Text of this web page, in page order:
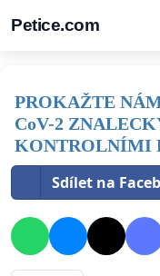
Petice.com
PROKAŽTE
CoV-2
KONTROLNÍMI
Sdílet na